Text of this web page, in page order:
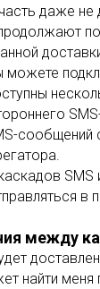
даже не
можете
сообщений
SMS
в
между
найти